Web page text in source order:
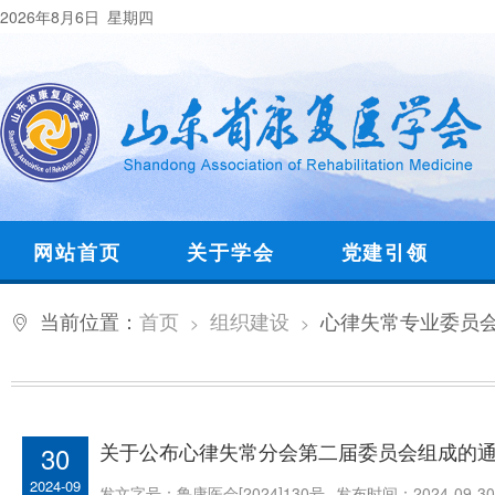
2026年8月6日 星期四
网站首页 关于学会 党建引领
当前位置： 首页 > 组织建设 > 心律失常专业委员
30
2024-09
关于公布心律失常分会第二届委员会组成的